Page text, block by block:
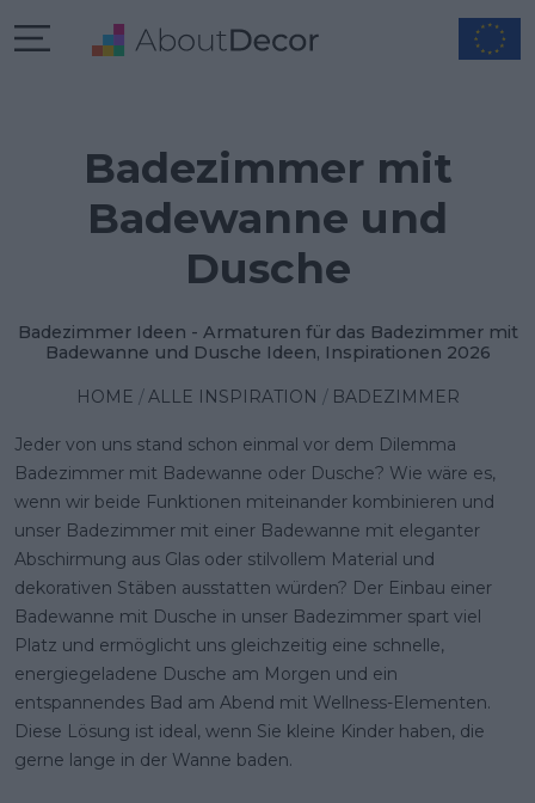
Badezimmer mit
Badewanne und
Dusche
Badezimmer Ideen - Armaturen für das Badezimmer mit
Badewanne und Dusche Ideen, Inspirationen 2026
HOME ALLE INSPIRATION BADEZIMMER
Jeder von uns stand schon einmal vor dem Dilemma
Badezimmer mit Badewanne oder Dusche? Wie wäre es,
wenn wir beide Funktionen miteinander kombinieren und
unser Badezimmer mit einer Badewanne mit eleganter
Abschirmung aus Glas oder stilvollem Material und
dekorativen Stäben ausstatten würden? Der Einbau einer
Badewanne mit Dusche in unser Badezimmer spart viel
Platz und ermöglicht uns gleichzeitig eine schnelle,
energiegeladene Dusche am Morgen und ein
entspannendes Bad am Abend mit Wellness-Elementen.
Diese Lösung ist ideal, wenn Sie kleine Kinder haben, die
gerne lange in der Wanne baden.